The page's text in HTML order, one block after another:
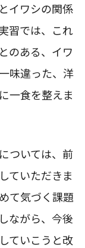
イワシの関係
習では、これ
のある、イワ
味違った、洋
一食を整えま
ついては、前
ていただきま
て気づく課題
ながら、今後
ていこうと改